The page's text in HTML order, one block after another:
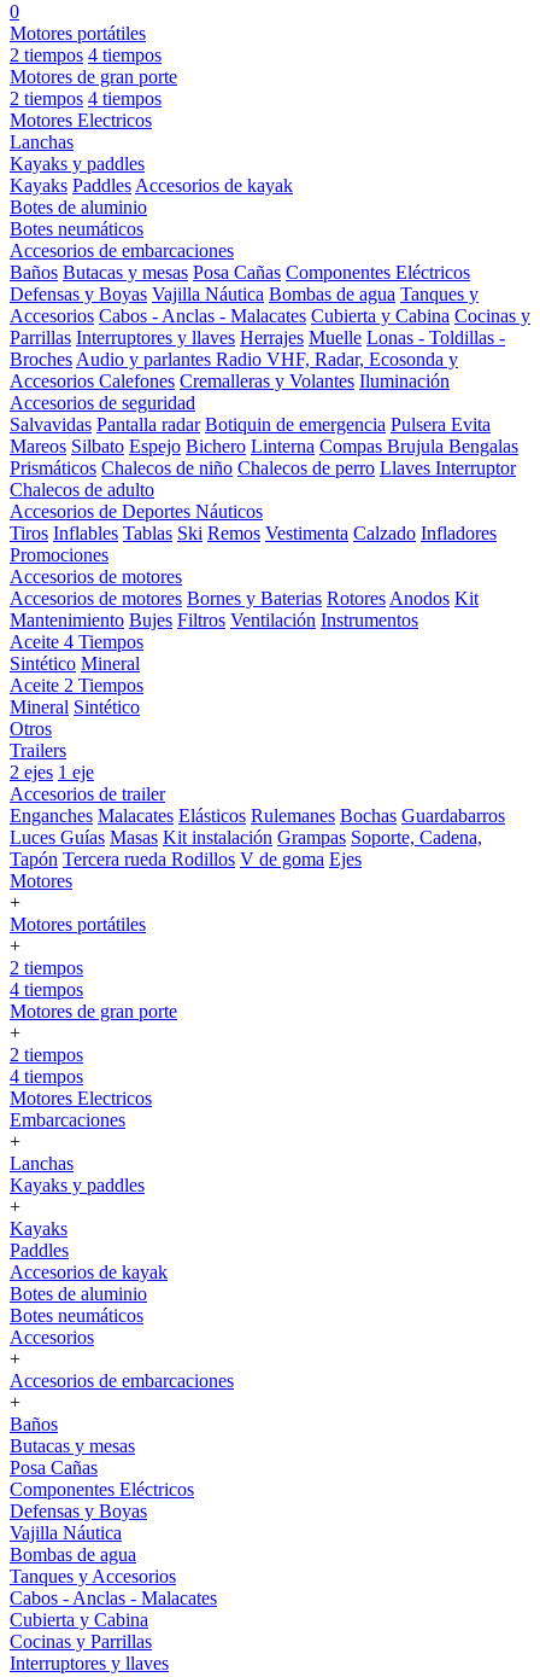
0
Motores portátiles
2 tiempos 4 tiempos
Motores de gran porte
2 tiempos 4 tiempos
Motores Electricos
Lanchas
Kayaks y paddles
Kayaks Paddles Accesorios de kayak
Botes de aluminio
Botes neumáticos
Accesorios de embarcaciones
Baños Butacas y mesas Posa Cañas Componentes Eléctricos
Defensas y Boyas Vajilla Náutica Bombas de agua Tanques y
Accesorios Cabos - Anclas - Malacates Cubierta y Cabina Cocinas y
Parrillas Interruptores y llaves Herrajes Muelle Lonas - Toldillas -
Broches Audio y parlantes Radio VHF, Radar, Ecosonda y
Accesorios Calefones Cremalleras y Volantes Iluminación
Accesorios de seguridad
Salvavidas Pantalla radar Botiquin de emergencia Pulsera Evita
Mareos Silbato Espejo Bichero Linterna Compas Brujula Bengalas
Prismáticos Chalecos de niño Chalecos de perro Llaves Interruptor
Chalecos de adulto
Accesorios de Deportes Náuticos
Tiros Inflables Tablas Ski Remos Vestimenta Calzado Infladores
Promociones
Accesorios de motores
Accesorios de motores Bornes y Baterias Rotores Anodos Kit
Mantenimiento Bujes Filtros Ventilación Instrumentos
Aceite 4 Tiempos
Sintético Mineral
Aceite 2 Tiempos
Mineral Sintético
Otros
Trailers
2 ejes 1 eje
Accesorios de trailer
Enganches Malacates Elásticos Rulemanes Bochas Guardabarros
Luces Guías Masas Kit instalación Grampas Soporte, Cadena,
Tapón Tercera rueda Rodillos V de goma Ejes
Motores
+
Motores portátiles
+
2 tiempos
4 tiempos
Motores de gran porte
+
2 tiempos
4 tiempos
Motores Electricos
Embarcaciones
+
Lanchas
Kayaks y paddles
+
Kayaks
Paddles
Accesorios de kayak
Botes de aluminio
Botes neumáticos
Accesorios
+
Accesorios de embarcaciones
+
Baños
Butacas y mesas
Posa Cañas
Componentes Eléctricos
Defensas y Boyas
Vajilla Náutica
Bombas de agua
Tanques y Accesorios
Cabos - Anclas - Malacates
Cubierta y Cabina
Cocinas y Parrillas
Interruptores y llaves